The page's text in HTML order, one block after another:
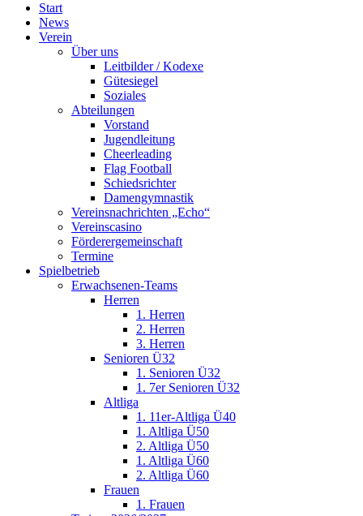
Start
News
Verein
Über uns
Leitbilder / Kodexe
Gütesiegel
Soziales
Abteilungen
Vorstand
Jugendleitung
Cheerleading
Flag Football
Schiedsrichter
Damengymnastik
Vereinsnachrichten „Echo“
Vereinscasino
Förderergemeinschaft
Termine
Spielbetrieb
Erwachsenen-Teams
Herren
1. Herren
2. Herren
3. Herren
Senioren Ü32
1. Senioren Ü32
1. 7er Senioren Ü32
Altliga
1. 11er-Altliga Ü40
1. Altliga Ü50
2. Altliga Ü50
1. Altliga Ü60
2. Altliga Ü60
Frauen
1. Frauen